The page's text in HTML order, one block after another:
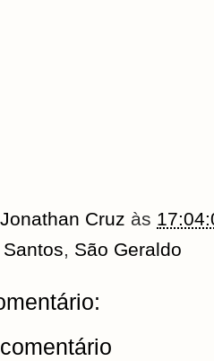
Jonathan Cruz às
Santos, São Geraldo